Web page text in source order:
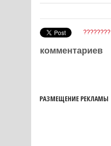
????????
комментариев
РАЗМЕЩЕНИЕ РЕКЛАМЫ